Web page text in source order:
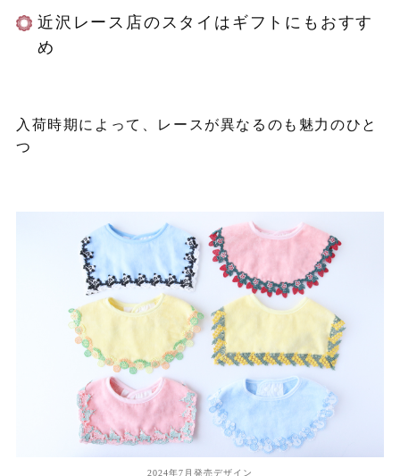
近沢レース店のスタイはギフトにもおすす
め
入荷時期によって、レースが異なるのも魅力のひと
つ
2024年7月発売デザイン